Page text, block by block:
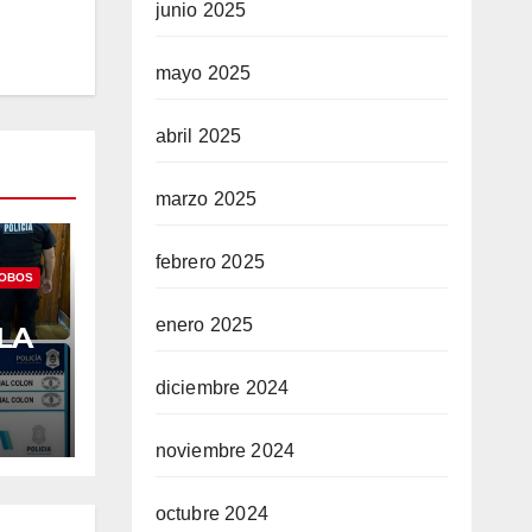
junio 2025
mayo 2025
abril 2025
marzo 2025
febrero 2025
enero 2025
diciembre 2024
noviembre 2024
octubre 2024